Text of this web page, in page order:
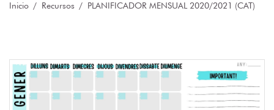
Inicio Recursos PLANIFICADOR MENSUAL 2020/2021 (CAT)